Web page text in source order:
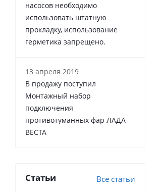
насосов необходимо
использовать штатную
прокладку, использование
герметика запрещено.
13 апреля 2019
В продажу поступил
Монтажный набор
подключения
противотуманных фар ЛАДА
ВЕСТА
Статьи Все статьи